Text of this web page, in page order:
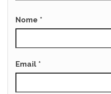
Nome *
Email *